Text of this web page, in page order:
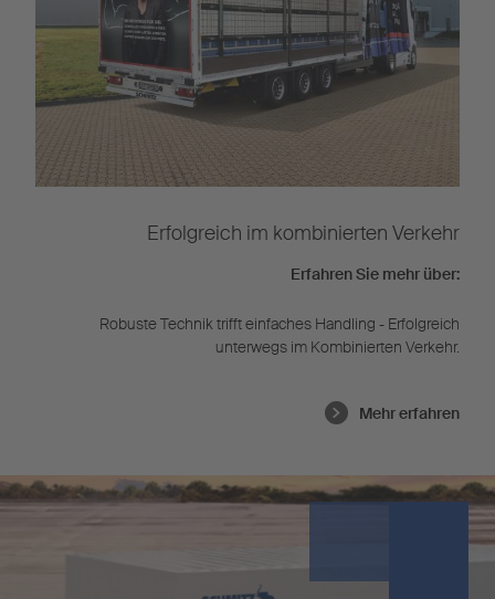
Erfolgreich im kombinierten Verkehr
Erfahren Sie mehr über:
Robuste Technik trifft einfaches Handling - Erfolgreich
unterwegs im Kombinierten Verkehr.
Mehr erfahren